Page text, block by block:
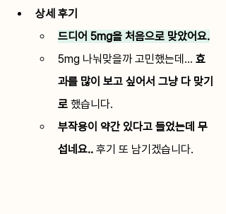
상세 후기
드디어 5mg을 처음으로 맞았어요.
5mg 나눠맞을까 고민했는데... 효
과를 많이 보고 싶어서 그냥 다 맞기
로 했습니다.
부작용이 약간 있다고 들었는데 무
섭네요.. 후기 또 남기겠습니다.